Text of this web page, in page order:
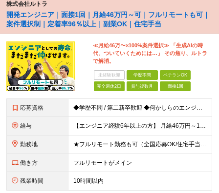
株式会社ルトラ
開発エンジニア｜面接1回｜月給46万円～可｜フルリモートも可｜
案件選択制｜定着率96％以上｜副業OK｜住宅手当
≪月給46万〜×100%案件選択≫ 「生成AIの時
代、ついていくためには…」 その焦り、ルトラ
で解消。
未経験歓迎 学歴不問 ベテランOK
完全週休2日 賞与複数月 面接1回
応募資格 ◆学歴不問 / 第二新卒歓迎 ◆何かしらのエンジニア経験をお持ちの方 （言語・期間・フェーズ不問） 経験浅めの方も遠慮なくご応募ください！ ■入社前Q＆A ────── ◎実力に見合った報酬が手に
給与 【エンジニア経験6年以上の方】 月給46万円～100万円（固定残業代含む） ※上記月給には月30時間分の固定残業代（月8万7,400円～月19万円）を含む。超過分は全額支給。 【エンジニア経験4年以
勤務地 ★フルリモート勤務も可（全国応募OK/住宅手当を支給します） ※案件によって常駐が必要になる場合があります。 ※希望がない限り、転勤はありません ※U・Iターン歓迎 ★ルトラの社員は全国各地で活躍中
働き方 フルリモートがメイン
残業時間 10時間以内